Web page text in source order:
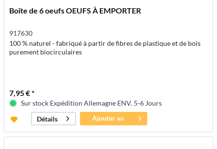
Boîte de 6 oeufs OEUFS À EMPORTER
917630
100 % naturel - fabriqué à partir de fibres de plastique et de bois
purement biocirculaires
7,95 € *
Sur stock Expédition Allemagne ENV. 5-6 Jours
Détails
Ajouter au
panier